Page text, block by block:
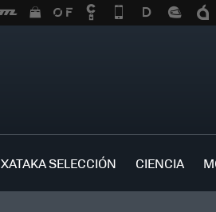
XATAKA SELECCIÓN CIENCIA